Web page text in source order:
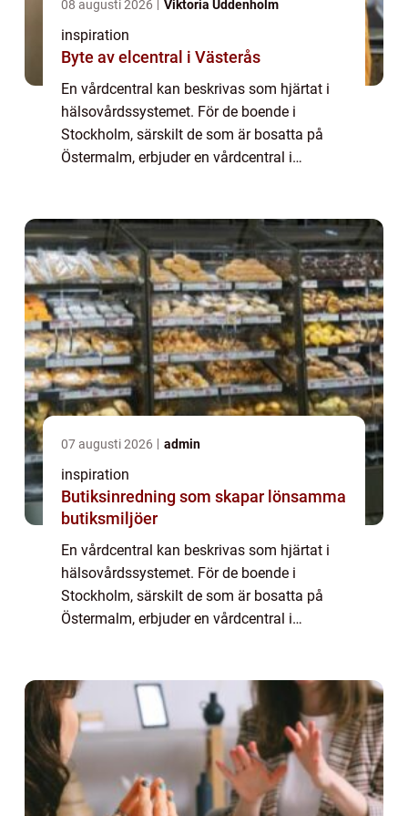
08 augusti 2026 Viktoria Uddenholm
inspiration
Byte av elcentral i Västerås
En vårdcentral kan beskrivas som hjärtat i
hälsovårdssystemet. För de boende i
Stockholm, särskilt de som är bosatta på
Östermalm, erbjuder en vårdcentral i
07 augusti 2026 admin
inspiration
Butiksinredning som skapar lönsamma
butiksmiljöer
En vårdcentral kan beskrivas som hjärtat i
hälsovårdssystemet. För de boende i
Stockholm, särskilt de som är bosatta på
Östermalm, erbjuder en vårdcentral i